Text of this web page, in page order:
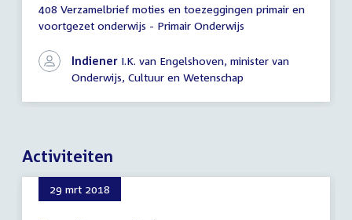
Brief
regering
408 Verzamelbrief moties en toezeggingen primair en
voortgezet onderwijs - Primair Onderwijs
Indiener I.K. van Engelshoven, minister van
Onderwijs, Cultuur en Wetenschap
Activiteiten
29 mrt 2018